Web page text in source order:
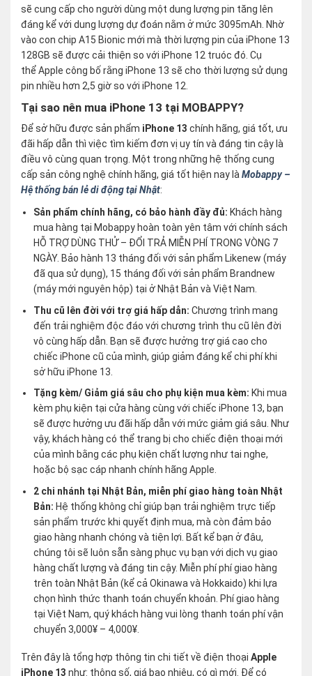
sẽ cung cấp cho người dùng một dung lượng pin tăng lên
đáng kể với dung lượng dự đoán nằm ở mức 3095mAh. Nhờ
vào con chip A15 Bionic mới mà thời lượng pin của iPhone 13
128GB sẽ được cải thiện so với iPhone 12 truóc đó. Cụ
thể Apple công bố rằng iPhone 13 sẽ cho thời lượng sử dụng
pin nhiều hơn 2,5 giờ so với iPhone 12.
Tại sao nên mua iPhone 13 tại MOBAPPY?
Để sở hữu được sản phẩm iPhone 13 chính hãng, giá tốt, ưu
đãi hấp dẫn thì việc tìm kiếm đơn vị uy tín và đáng tin cậy là
điều vô cùng quan trọng. Một trong những hệ thống cung
cấp sản công nghệ chính hãng, giá tốt hiện nay làMobappy –
Hệ thống bán lẻ di động tại Nhật:
Sản phẩm chính hãng, có bảo hành đầy đủ: Khách hàng
mua hàng tại Mobappy hoàn toàn yên tâm với chính sách
HỖ TRỢ DÙNG THỬ – ĐỔI TRẢ MIỄN PHÍ TRONG VÒNG 7
NGÀY. Bảo hành 13 tháng đối với sản phẩm Likenew (máy
đã qua sử dụng), 15 tháng đối với sản phẩm Brandnew
(máy mới nguyên hộp) tại ở Nhật Bản và Việt Nam.
Thu cũ lên đời với trợ giá hấp dẫn:Chương trình mang
đến trải nghiệm độc đáo với chương trình thu cũ lên đời
vô cùng hấp dẫn. Bạn sẽ được hưởng trợ giá cao cho
chiếc iPhone cũ của mình, giúp giảm đáng kể chi phí khi
sở hữu iPhone 13.
Tặng kèm/ Giảm giá sâu cho phụ kiện mua kèm: Khi mua
kèm phụ kiện tại cửa hàng cùng với chiếc iPhone 13, bạn
sẽ được hưởng ưu đãi hấp dẫn với mức giảm giá sâu. Như
vậy, khách hàng có thể trang bị cho chiếc điện thoại mới
của mình bằng các phụ kiện chất lượng như tai nghe,
hoặc bộ sạc cáp nhanh chính hãng Apple.
2 chi nhánh tại Nhật Bản, miễn phí giao hàng toàn Nhật
Bản:Hệ thống không chỉ giúp bạn trải nghiệm trực tiếp
sản phẩm trước khi quyết định mua, mà còn đảm bảo
giao hàng nhanh chóng và tiện lợi. Bất kể bạn ở đâu,
chúng tôi sẽ luôn sẵn sàng phục vụ bạn với dịch vụ giao
hàng chất lượng và đáng tin cậy. Miễn phí phí giao hàng
trên toàn Nhật Bản (kể cả Okinawa và Hokkaido) khi lựa
chọn hình thức thanh toán chuyển khoản. Phí giao hàng
tại Việt Nam, quý khách hàng vui lòng thanh toán phí vận
chuyển 3,000¥ – 4,000¥.
Trên đây là tổng hợp thông tin chi tiết về điện thoại Apple
iPhone 13 như: thông số, giá bao nhiêu, có gì mới. Để có